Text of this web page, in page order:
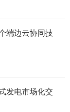
端边云协同技
发电市场化交